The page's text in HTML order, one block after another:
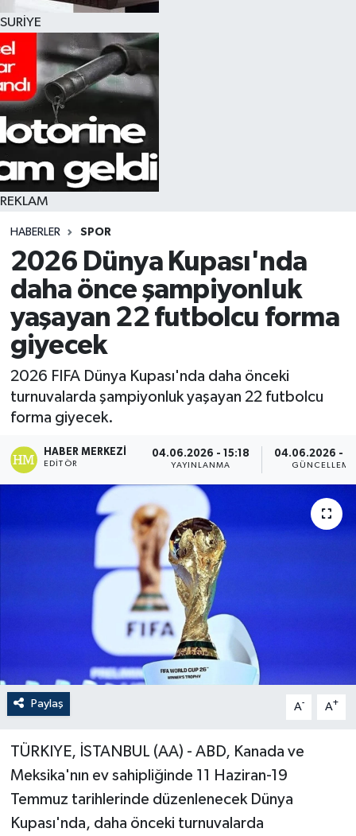
SURİYE
REKLAM
HABERLER SPOR
2026 Dünya Kupası'nda
daha önce şampiyonluk
yaşayan 22 futbolcu forma
giyecek
2026 FIFA Dünya Kupası'nda daha önceki
turnuvalarda şampiyonluk yaşayan 22 futbolcu
forma giyecek.
HABER MERKEZI
EDITÖR
04.06.2026 - 15:18
YAYINLANMA
04.06.2026 -
GÜNCELLEME
Paylaş A- A+
TÜRKIYE, İSTANBUL (AA) - ABD, Kanada ve
Meksika'nın ev sahipliğinde 11 Haziran-19
Temmuz tarihlerinde düzenlenecek Dünya
Kupası'nda, daha önceki turnuvalarda